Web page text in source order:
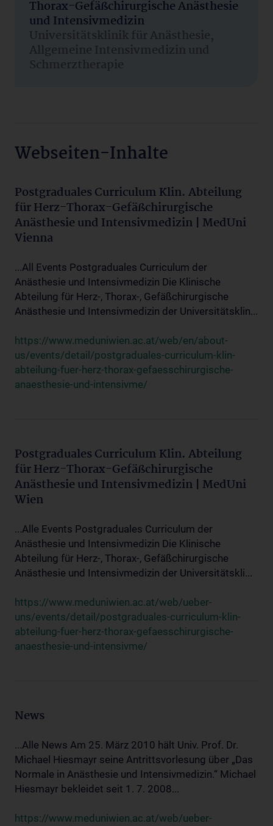
Thorax-Gefäßchirurgische Anästhesie
und Intensivmedizin
Universitätsklinik für Anästhesie,
Allgemeine Intensivmedizin und
Schmerztherapie
Webseiten-Inhalte
Postgraduales Curriculum Klin. Abteilung
für Herz-Thorax-Gefäßchirurgische
Anästhesie und Intensivmedizin | MedUni
Vienna
...All Events Postgraduales Curriculum der
Anästhesie und Intensivmedizin Die Klinische
Abteilung für Herz-, Thorax-, Gefäßchirurgische
Anästhesie und Intensivmedizin der Universitätsklin...
https://www.meduniwien.ac.at/web/en/about-
us/events/detail/postgraduales-curriculum-klin-
abteilung-fuer-herz-thorax-gefaesschirurgische-
anaesthesie-und-intensivme/
Postgraduales Curriculum Klin. Abteilung
für Herz-Thorax-Gefäßchirurgische
Anästhesie und Intensivmedizin | MedUni
Wien
...Alle Events Postgraduales Curriculum der
Anästhesie und Intensivmedizin Die Klinische
Abteilung für Herz-, Thorax-, Gefäßchirurgische
Anästhesie und Intensivmedizin der Universitätskli...
https://www.meduniwien.ac.at/web/ueber-
uns/events/detail/postgraduales-curriculum-klin-
abteilung-fuer-herz-thorax-gefaesschirurgische-
anaesthesie-und-intensivme/
News
...Alle News Am 25. März 2010 hält Univ. Prof. Dr.
Michael Hiesmayr seine Antrittsvorlesung über „Das
Normale in Anästhesie und Intensivmedizin.“ Michael
Hiesmayr bekleidet seit 1. 7. 2008...
https://www.meduniwien.ac.at/web/ueber-